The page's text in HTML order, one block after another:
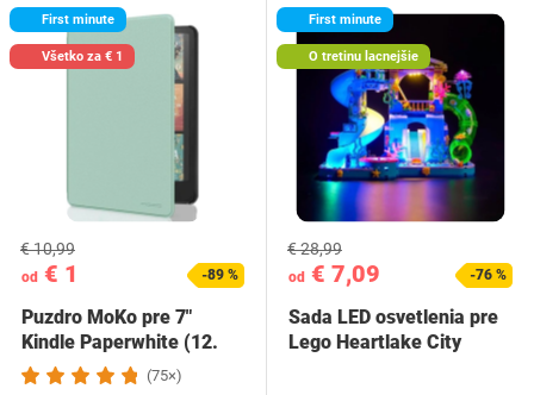
First minute
Všetko za € 1
od € 1
€ 10,99
-89 %
Puzdro MoKo pre 7"
Kindle Paperwhite (12.
generácia-2024) a…
(75×)
First minute
O tretinu lacnejšie
od € 7,09
€ 28,99
-76 %
Sada LED osvetlenia pre
Lego Heartlake City